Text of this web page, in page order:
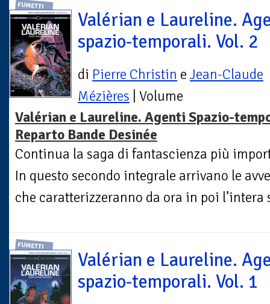
FUMETTI
Valérian e Laureline.
spazio-temporali. Vol. 2
di Pierre Christin e Jean-Claude
Mézières | Volume
Valérian e Laureline. Agenti Spazio-
Reparto Bande Desinée
Continua la saga di fantascienza più
In questo secondo integrale arrivano le
che caratterizzeranno da ora in poi l’intera
FUMETTI
Valérian e Laureline.
spazio-temporali. Vol. 1